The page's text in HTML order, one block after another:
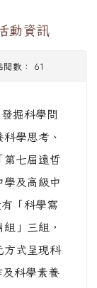
動資訊
數： 61
掘科學問
學思考、
第七屆遠哲
學及高級中
「科學寫
」三組，
方式呈現科
科學素養